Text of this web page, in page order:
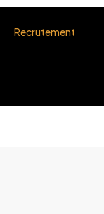
Recrutement